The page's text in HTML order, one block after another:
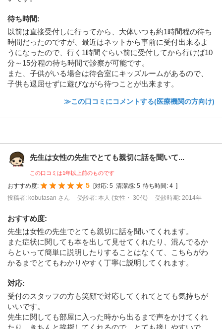
待ち時間:
以前は直接受付しに行ってから、大体いつも約1時間程の待ち
時間だったのですが、最近はネットから事前に受付出来るよ
うになったので、行く1時間ぐらい前に受付してから行けば10
分～15分程の待ち時間で診察が可能です。
また、子供がいる場合は待合室にキッズルームがあるので、
子供も退屈せずに遊びながら待つことが出来ます。
≫この口コミにコメントする(医療機関の方向け)
先生は女性の先生でとても親切に話を聞いて...
この口コミは1年以上前のものです
おすすめ度: 5 対応: 5 清潔感: 5 待ち時間: 4
投稿者: kobutasan さん
受診者: 本人 (女性・ 30代) 受診時期: 2014年
おすすめ度:
先生は女性の先生でとても親切に話を聞いてくれます。
また症状に関しても本を出して見せてくれたり、混んでるか
らといって簡単に説明したりすることはなくて、こちらがわ
かるまでとてもわかりやすく丁寧に説明してくれます。
対応:
受付のスタッフの方も笑顔で対応してくれてとても気持ちが
いいです。
先生に関しても部屋に入った時から出るまで声をかけてくれ